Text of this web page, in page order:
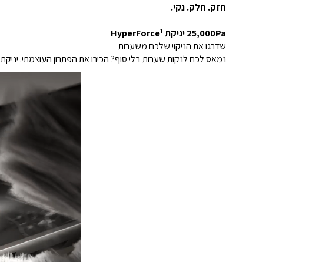
חזק. חלק. נקי.
25,000Pa יניקת HyperForce¹
שדרגו את הניקוי שלכם משערות
נמאס לכם לנקות שערות בלי סוף? הכירו את הפתרון העוצמתי. יניקת HyperForce בעוצמה של 25,000Pa שואבת שערות ואבק דק מעומק הרצפה.